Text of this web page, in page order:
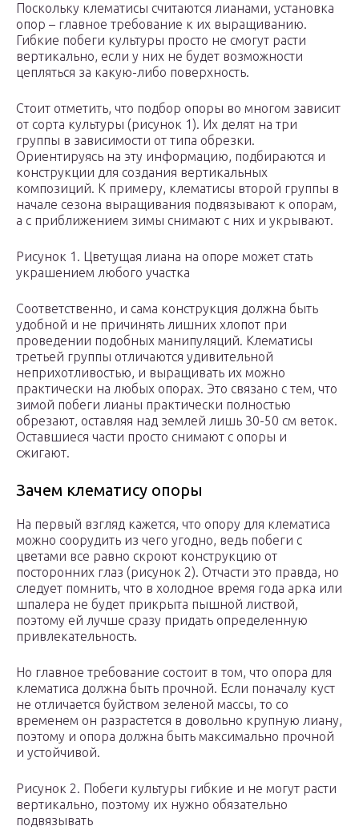
Поскольку клематисы считаются лианами, установка
опор – главное требование к их выращиванию.
Гибкие побеги культуры просто не смогут расти
вертикально, если у них не будет возможности
цепляться за какую-либо поверхность.
Стоит отметить, что подбор опоры во многом зависит
от сорта культуры (рисунок 1). Их делят на три
группы в зависимости от типа обрезки.
Ориентируясь на эту информацию, подбираются и
конструкции для создания вертикальных
композиций. К примеру, клематисы второй группы в
начале сезона выращивания подвязывают к опорам,
а с приближением зимы снимают с них и укрывают.
Рисунок 1. Цветущая лиана на опоре может стать
украшением любого участка
Соответственно, и сама конструкция должна быть
удобной и не причинять лишних хлопот при
проведении подобных манипуляций. Клематисы
третьей группы отличаются удивительной
неприхотливостью, и выращивать их можно
практически на любых опорах. Это связано с тем, что
зимой побеги лианы практически полностью
обрезают, оставляя над землей лишь 30-50 см веток.
Оставшиеся части просто снимают с опоры и
сжигают.
Зачем клематису опоры
На первый взгляд кажется, что опору для клематиса
можно соорудить из чего угодно, ведь побеги с
цветами все равно скроют конструкцию от
посторонних глаз (рисунок 2). Отчасти это правда, но
следует помнить, что в холодное время года арка или
шпалера не будет прикрыта пышной листвой,
поэтому ей лучше сразу придать определенную
привлекательность.
Но главное требование состоит в том, что опора для
клематиса должна быть прочной. Если поначалу куст
не отличается буйством зеленой массы, то со
временем он разрастется в довольно крупную лиану,
поэтому и опора должна быть максимально прочной
и устойчивой.
Рисунок 2. Побеги культуры гибкие и не могут расти
вертикально, поэтому их нужно обязательно
подвязывать